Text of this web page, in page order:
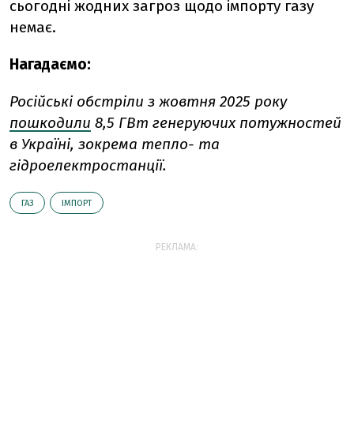
сьогодні жодних загроз щодо імпорту газу
немає.
Нагадаємо:
Російські обстріли з жовтня 2025 року
пошкодили 8,5 ГВт генеруючих потужностей
в Україні, зокрема тепло- та
гідроелектростанції.
ГАЗ ІМПОРТ
РЕКЛАМА: